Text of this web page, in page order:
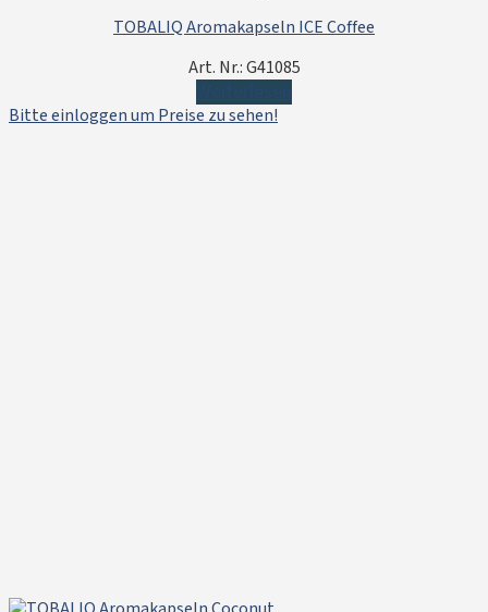
TOBALIQ Aromakapseln ICE Coffee
Art. Nr.: G41085
Bitte einloggen um Preise zu sehen!